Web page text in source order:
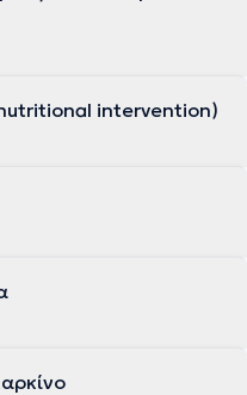
intervention)